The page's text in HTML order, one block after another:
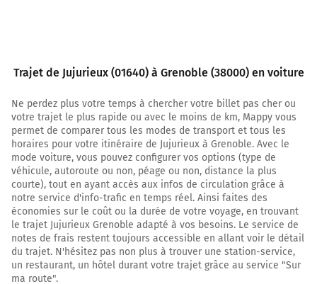
Au rond-point, prendre la 1ère sortie sur D1075
D1075
A432
Bourg-en-Bresse
Pont-d'Ain
Rue Brillat Savarin
Tourner à gauche sur D984 (Rue du 1er Septembre
1944) et continuer sur 550 mètres
9,6 km
Trajet de Jujurieux (01640) à Grenoble (38000) en voiture
Ne perdez plus votre temps à chercher votre billet pas cher ou
votre trajet le plus rapide ou avec le moins de km, Mappy vous
permet de comparer tous les modes de transport et tous les
horaires pour votre itinéraire de Jujurieux à Grenoble. Avec le
mode voiture, vous pouvez configurer vos options (type de
véhicule, autoroute ou non, péage ou non, distance la plus
courte), tout en ayant accès aux infos de circulation grâce à
notre service d'info-trafic en temps réel. Ainsi faites des
économies sur le coût ou la durée de votre voyage, en trouvant
le trajet Jujurieux Grenoble adapté à vos besoins. Le service de
notes de frais restent toujours accessible en allant voir le détail
du trajet. N'hésitez pas non plus à trouver une station-service,
un restaurant, un hôtel durant votre trajet grâce au service "Sur
ma route".